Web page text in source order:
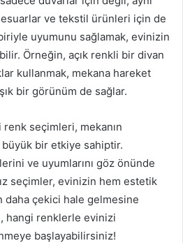
ve tekstil ürünleri için de
uyumunu sağlamak, evinizin
Örneğin, açık renkli bir divan
kullanmak, mekana hareket
bir görünüm de sağlar.
seçimleri, mekanın
bir etkiye sahiptir.
ve uyumlarını göz önünde
seçimler, evinizin hem estetik
daha çekici hale gelmesine
hangi renklerle evinizi
başlayabilirsiniz!